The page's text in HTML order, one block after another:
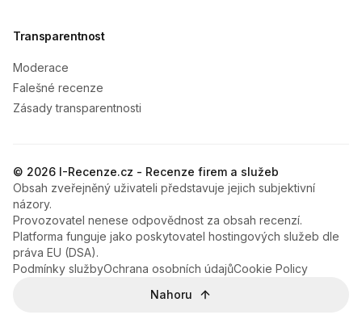
Transparentnost
Moderace
Falešné recenze
Zásady transparentnosti
© 2026 I-Recenze.cz - Recenze firem a služeb
Obsah zveřejněný uživateli představuje jejich subjektivní
názory.
Provozovatel nenese odpovědnost za obsah recenzí.
Platforma funguje jako poskytovatel hostingových služeb dle
práva EU (DSA).
Podmínky službyOchrana osobních údajůCookie Policy
Nahoru